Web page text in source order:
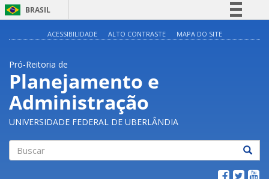
BRASIL
Acesso à informação
ACESSIBILIDADE ALTO CONTRASTE MAPA DO SITE
Pró-Reitoria de
Planejamento e
Administração
UNIVERSIDADE FEDERAL DE UBERLÂNDIA